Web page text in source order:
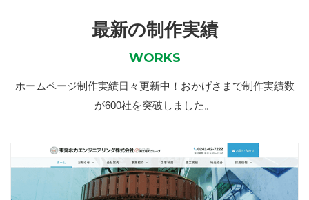
最新の制作実績
WORKS
ホームページ制作実績日々更新中！おかげさまで制作実績数
が600社を突破しました。